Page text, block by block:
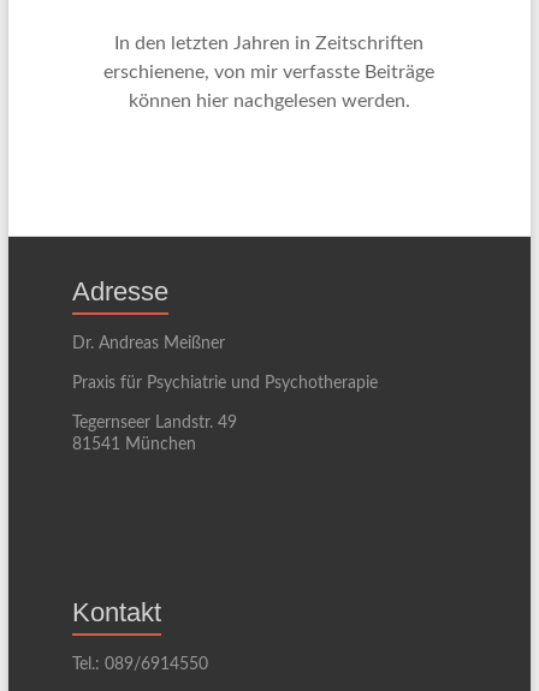
In den letzten Jahren in Zeitschriften
erschienene, von mir verfasste Beiträge
können hier nachgelesen werden.
Adresse
Dr. Andreas Meißner
Praxis für Psychiatrie und Psychotherapie
Tegernseer Landstr. 49
81541 München
Kontakt
Tel.: 089/6914550